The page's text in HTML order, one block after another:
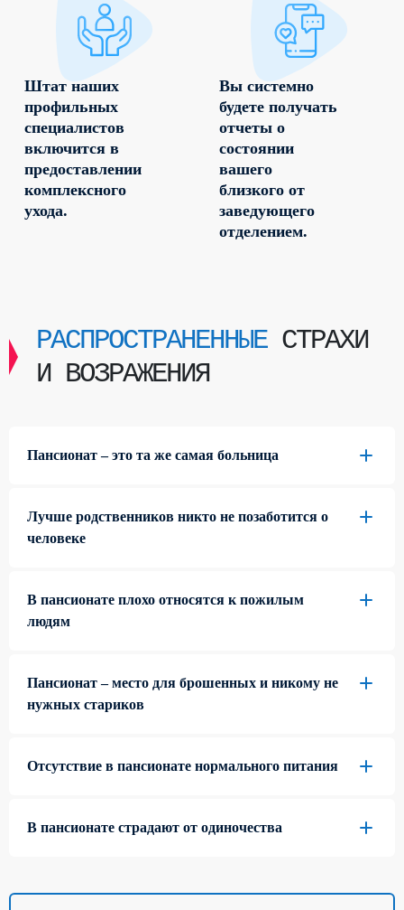
Штат наших
профильных
специалистов
включится в
предоставлении
комплексного
ухода.
Вы системно
будете получать
отчеты о
состоянии
вашего
близкого от
заведующего
отделением.
РАСПРОСТРАНЕННЫЕСТРАХИ
И ВОЗРАЖЕНИЯ
Пансионат – это та же самая больница
Лучше родственников никто не позаботится о
человеке
В пансионате плохо относятся к пожилым
людям
Пансионат – место для брошенных и никому не
нужных стариков
Отсутствие в пансионате нормального питания
В пансионате страдают от одиночества